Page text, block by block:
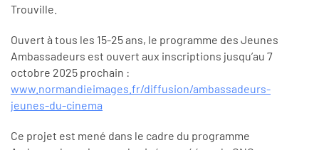
Trouville.
Ouvert à tous les 15-25 ans, le programme des Jeunes
Ambassadeurs est ouvert aux inscriptions jusqu’au 7
octobre 2025 prochain :
www.normandieimages.fr/diffusion/ambassadeurs-
jeunes-du-cinema
Ce projet est mené dans le cadre du programme